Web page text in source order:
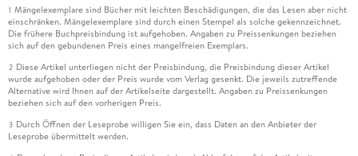
1 Mängelexemplare sind Bücher mit leichten Beschädigungen, die das Lesen aber nicht
einschränken. Mängelexemplare sind durch einen Stempel als solche gekennzeichnet.
Die frühere Buchpreisbindung ist aufgehoben. Angaben zu Preissenkungen beziehen
sich auf den gebundenen Preis eines mangelfreien Exemplars.
2 Diese Artikel unterliegen nicht der Preisbindung, die Preisbindung dieser Artikel
wurde aufgehoben oder der Preis wurde vom Verlag gesenkt. Die jeweils zutreffende
Alternative wird Ihnen auf der Artikelseite dargestellt. Angaben zu Preissenkungen
beziehen sich auf den vorherigen Preis.
3 Durch Öffnen der Leseprobe willigen Sie ein, dass Daten an den Anbieter der
Leseprobe übermittelt werden.